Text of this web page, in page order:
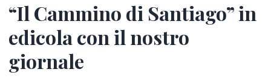
“Il Cammino di Santiago” in
edicola con il nostro
giornale